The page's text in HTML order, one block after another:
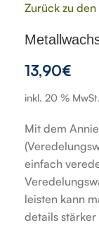
Zurück zu
13,90€
inkl. 20 % MwSt.
Mit dem
einfach
leisten kann
details stärker